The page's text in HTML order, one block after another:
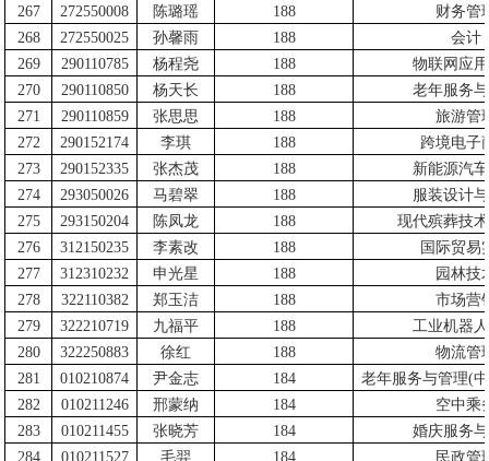
267
272550008 陈璐瑶 188
财务管
268
272550025 孙馨雨 188
会计
269
290110785 杨程尧 188
物联网应
270
290110850 杨天长 188
老年服务
271
290110859 张思思 188
旅游管
272
290152174 李琪 188
跨境电子
273
290152335 张杰茂 188
新能源汽
274
293050026 马碧翠 188
服装设计
275
293150204 陈凤龙 188
现代殡葬技
276
312150235 李素改 188
国际贸易
277
312310232 申光星 188
园林技
278
322110382 郑玉洁 188
市场营
279
322210719 九福平 188
工业机器
280
322250883 徐红 188
物流管
281
010210874 尹金志 184 老年服务与管理(
282
010211246 邢蒙纳 184
空中乘
283
010211455 张晓芳 184
婚庆服务
284
010211527 毛羿 184
民政管